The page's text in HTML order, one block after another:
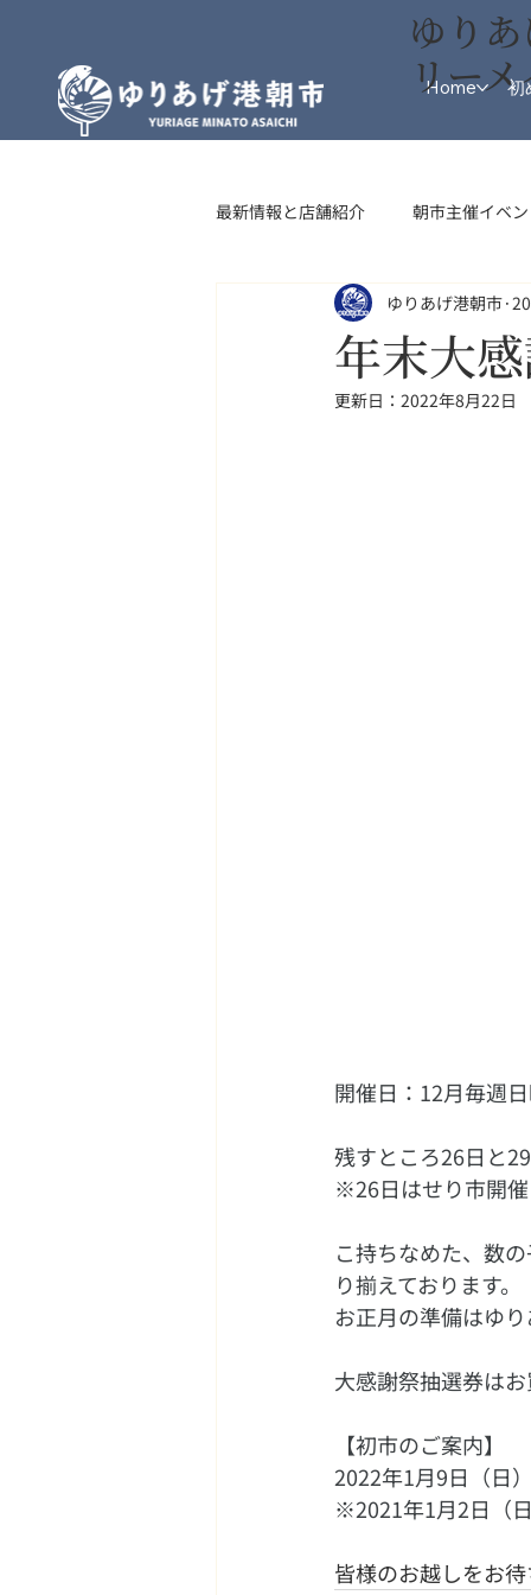
Home 初
ゆり
リー
最新情報と店舗紹介 朝市主催イベ
インフォメーション フード・
年末大
ゆりあげ港朝市
更新日： 2022年8月22日
開催日：12月毎週
残すところ26日と
※26日はせり市開
こ持ちなめた、数
り揃えております。
お正月の準備はゆ
大感謝祭抽選券は
【初市のご案内】
2022年1月9日（日
※2021年1月2日（
皆様のお越しをお